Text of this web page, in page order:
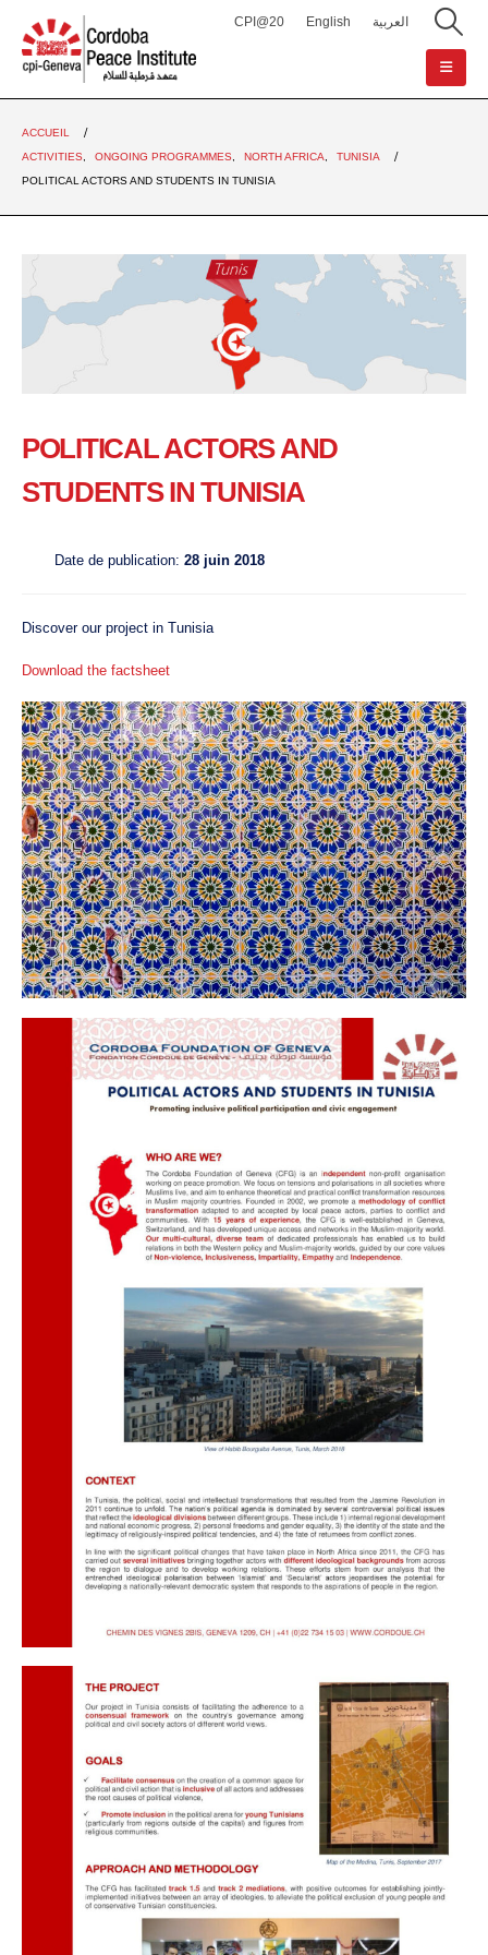
CPI@20 English العربية
ACCUEIL
ACTIVITIES
ONGOING PROGRAMMES NORTH AFRICA
TUNISIA
POLITICAL ACTORS AND STUDENTS IN TUNISIA
POLITICAL ACTORS AND
STUDENTS IN TUNISIA
Date de publication: 28 juin 2018
Discover our project in Tunisia
Download the factsheet